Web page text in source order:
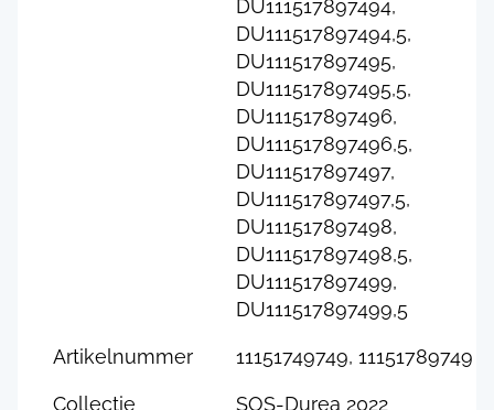
DU111517897494,
DU111517897494,5,
DU111517897495,
DU111517897495,5,
DU111517897496,
DU111517897496,5,
DU111517897497,
DU111517897497,5,
DU111517897498,
DU111517897498,5,
DU111517897499,
DU111517897499,5
Artikelnummer 11151749749, 11151789749
Collectie SOS-Durea 2022